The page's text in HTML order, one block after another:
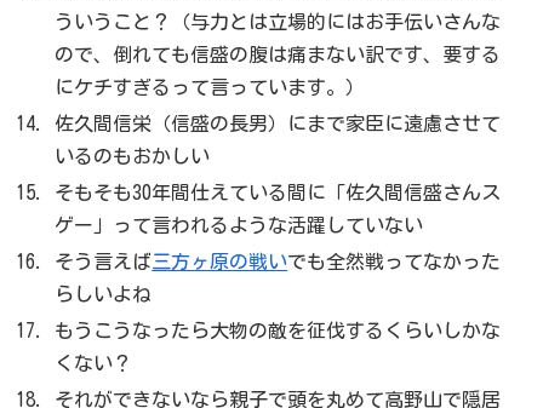
ういうこと？（与力とは立場的にはお手伝いさんな
ので、倒れても信盛の腹は痛まない訳です、要する
にケチすぎるって言っています。）
佐久間信栄（信盛の長男）にまで家臣に遠慮させて
いるのもおかしい
そもそも30年間仕えている間に「佐久間信盛さんス
ゲー」って言われるような活躍していない
そう言えば三方ヶ原の戦いでも全然戦ってなかった
らしいよね
もうこうなったら大物の敵を征伐するくらいしかな
くない？
それができないなら親子で頭を丸めて高野山で隠居